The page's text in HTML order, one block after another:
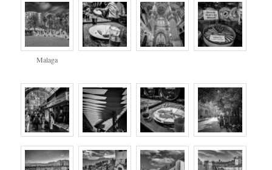
Malaga